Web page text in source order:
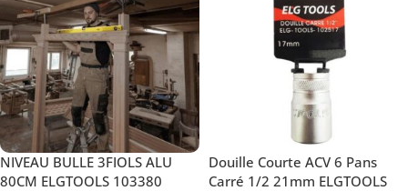
NIVEAU BULLE 3FIOLS ALU
80CM ELGTOOLS 103380
Douille Courte ACV 6 Pans
Carré 1/2 21mm ELGTOOLS